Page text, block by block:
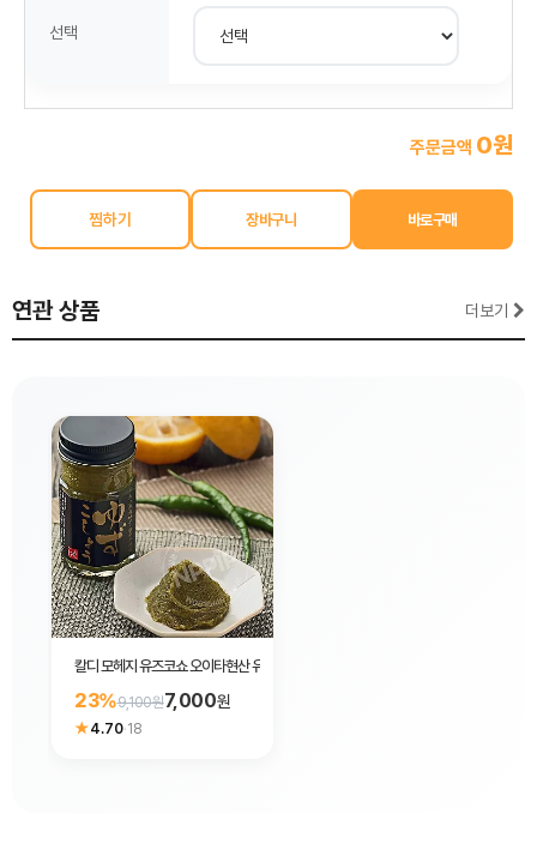
선택
주문금액 0원
찜하기
연관 상품 더보기
칼디 모헤지 유즈코쇼 오이타현산 유자 60g
23%9,100원7,000원
★4.70·18